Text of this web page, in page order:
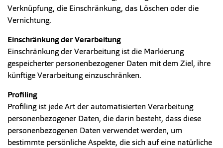
Verknüpfung, die Einschränkung, das Löschen oder die
Vernichtung.
Einschränkungder Verarbeitung
Einschränkung der Verarbeitung ist die Markierung
gespeicherter personenbezogener Daten mit dem Ziel, ihre
künftige Verarbeitung einzuschränken.
Profiling
Profiling ist jede Art der automatisierten Verarbeitung
personenbezogener Daten, die darin besteht, dass diese
personenbezogenen Daten verwendet werden, um
bestimmte persönliche Aspekte, die sich auf eine natürliche